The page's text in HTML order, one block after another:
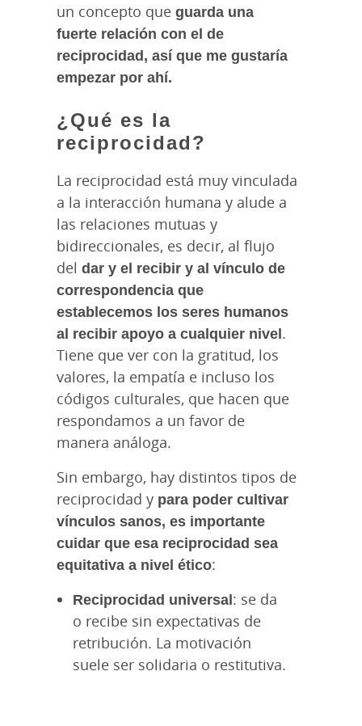
un concepto que guarda una
fuerte relación con el de
reciprocidad, así que me gustaría
empezar por ahí.
¿Qué es la
reciprocidad?
La reciprocidad está muy vinculada
a la interacción humana y alude a
las relaciones mutuas y
bidireccionales, es decir, al flujo
del dar y el recibir y al vínculo de
correspondencia que
establecemos los seres humanos
al recibir apoyo a cualquier nivel.
Tiene que ver con la gratitud, los
valores, la empatía e incluso los
códigos culturales, que hacen que
respondamos a un favor de
manera análoga.
Sin embargo, hay distintos tipos de
reciprocidad y para poder cultivar
vínculos sanos, es importante
cuidar que esa reciprocidad sea
equitativa a nivel ético:
Reciprocidad universal: se da
o recibe sin expectativas de
retribución. La motivación
suele ser solidaria o restitutiva.